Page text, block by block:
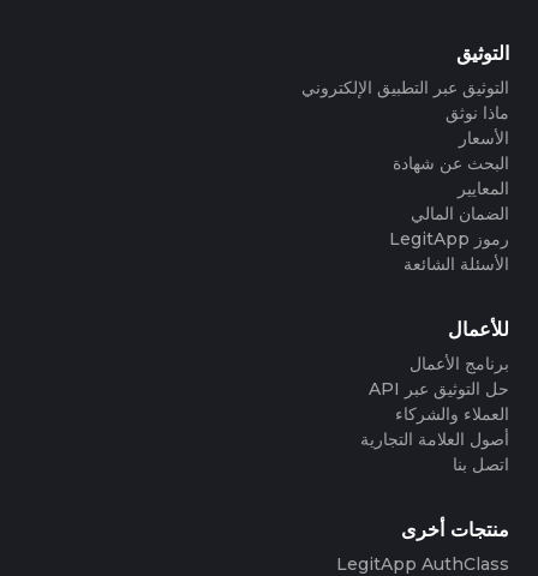
التوثيق
التوثيق عبر التطبيق الإلكتروني
ماذا نوثق
الأسعار
البحث عن شهادة
المعايير
الضمان المالي
رموز LegitApp
الأسئلة الشائعة
للأعمال
برنامج الأعمال
حل التوثيق عبر API
العملاء والشركاء
أصول العلامة التجارية
اتصل بنا
منتجات أخرى
LegitApp AuthClass